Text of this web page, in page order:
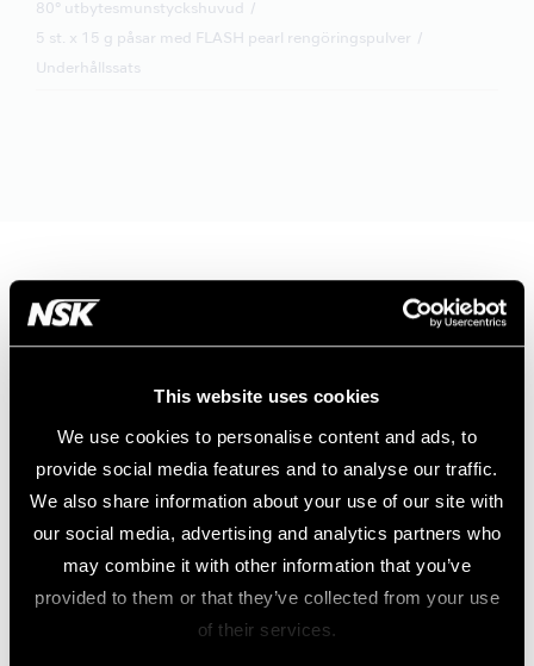
This website uses cookies
We use cookies to personalise content and ads, to
provide social media features and to analyse our traffic.
We also share information about your use of our site with
our social media, advertising and analytics partners who
may combine it with other information that you’ve
provided to them or that they’ve collected from your use
of their services.
80° utbytesmunstyckshuvud
5 st. x 15 g påsar med FLASH pearl rengöringspulver
Underhållssats
W&H® ROTO QUICK(RQ Type)
BIEN-AIR® UNIFIX®